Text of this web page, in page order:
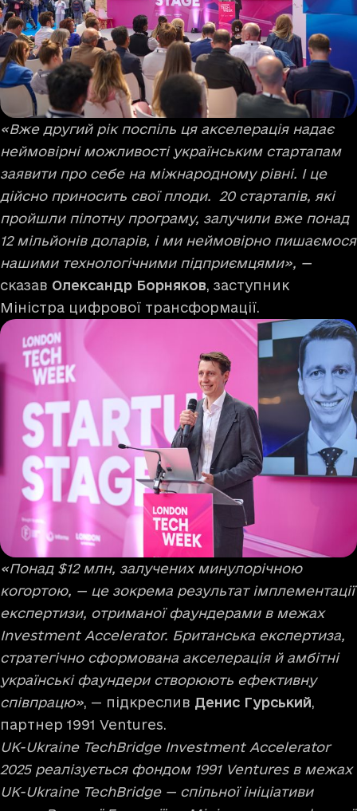
«Вже другий рік поспіль ця акселерація надає
неймовірні можливості українським стартапам
заявити про себе на міжнародному рівні. І це
дійсно приносить свої плоди. 20 стартапів, які
пройшли пілотну програму, залучили вже понад
12 мільйонів доларів, і ми неймовірно пишаємося
нашими технологічними підприємцями», —
сказав Олександр Борняков, заступник
Міністра цифрової трансформації.
«Понад $12 млн, залучених минулорічною
когортою, — це зокрема результат імплементації
експертизи, отриманої фаундерами в межах
Investment Accelerator. Британська експертиза,
стратегічно сформована акселерація й амбітні
українські фаундери створюють ефективну
співпрацю», — підкреслив Денис Гурський,
партнер 1991 Ventures.
UK-Ukraine TechBridge Investment Accelerator
2025 реалізується фондом 1991 Ventures в межах
UK-Ukraine TechBridge — спільної ініціативи